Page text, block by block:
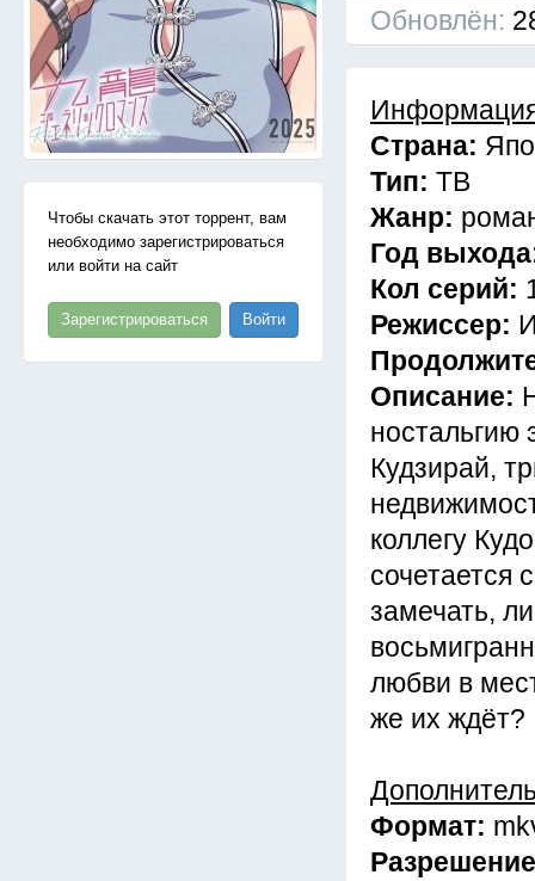
Чтобы скачать этот торрент, вам
необходимо зарегистрироваться
или войти на сайт
Зарегистрироваться Войти
Обновлён:
Страна:
Тип: ТВ
Жанр:
Год
Кол серий:
Режиссер:
Описание:
ностальгию
Кудзирай,
коллегу
сочетается
замечать,
любви в
же их ждёт?
Формат: